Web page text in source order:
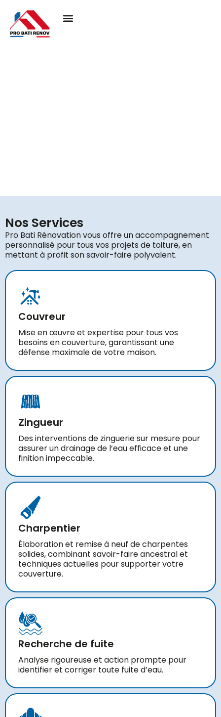
Nos Services
Pro Bati Rénovation vous offre un accompagnement
personnalisé pour tous vos projets de toiture, en
mettant à profit son savoir-faire polyvalent.
Couvreur
Mise en œuvre et expertise pour tous vos
besoins en couverture, garantissant une
défense maximale de votre maison.
Zingueur
Des interventions de zinguerie sur mesure pour
assurer un drainage de l’eau efficace et une
finition impeccable.
Charpentier
Élaboration et remise à neuf de charpentes
solides, combinant savoir-faire ancestral et
techniques actuelles pour supporter votre
couverture.
Recherche de fuite
Analyse rigoureuse et action prompte pour
identifier et corriger toute fuite d’eau.